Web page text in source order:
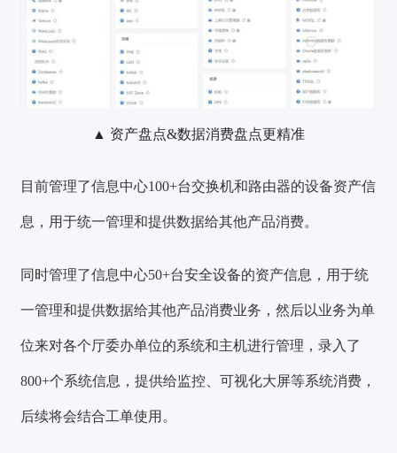
▲ 资产盘点&数据消费盘点更精准
目前管理了信息中心100+台交换机和路由器的设备资产信
息，用于统一管理和提供数据给其他产品消费。
同时管理了信息中心50+台安全设备的资产信息，用于统
一管理和提供数据给其他产品消费业务，然后以业务为单
位来对各个厅委办单位的系统和主机进行管理，录入了
800+个系统信息 ，提供给监控、可视化大屏等系统消费，
后续将会结合工单使用。